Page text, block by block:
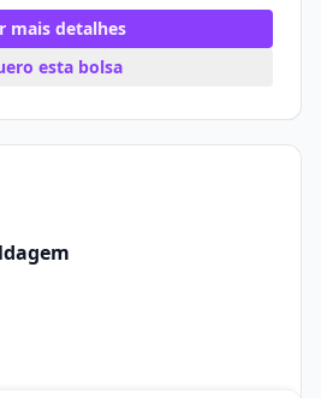
mais detalhes
esta bolsa